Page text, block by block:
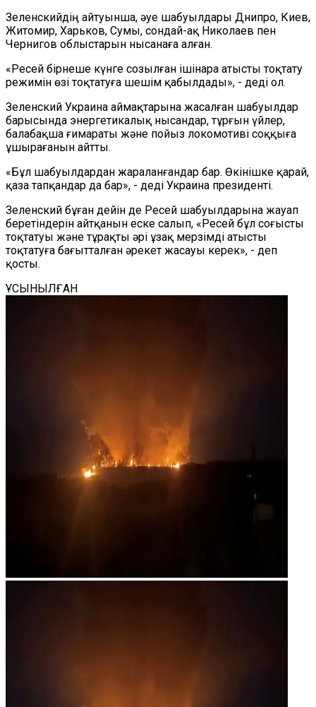
Зеленскийдің айтуынша, әуе шабуылдары Днипро, Киев,
Житомир, Харьков, Сумы, сондай-ақ Николаев пен
Чернигов облыстарын нысанаға алған.
«Ресей бірнеше күнге созылған ішінара атысты тоқтату
режимін өзі тоқтатуға шешім қабылдады», - деді ол.
Зеленский Украина аймақтарына жасалған шабуылдар
барысында энергетикалық нысандар, тұрғын үйлер,
балабақша ғимараты және пойыз локомотиві соққыға
ұшырағанын айтты.
«Бұл шабуылдардан жараланғандар бар. Өкінішке қарай,
қаза тапқандар да бар», - деді Украина президенті.
Зеленский бұған дейін де Ресей шабуылдарына жауап
беретіндерін айтқанын еске салып, «Ресей бұл соғысты
тоқтатуы және тұрақты әрі ұзақ мерзімді атысты
тоқтатуға бағытталған әрекет жасауы керек», - деп
қосты.
ҰСЫНЫЛҒАН